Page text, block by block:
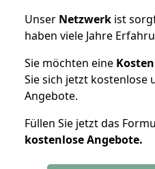
Unser Netzwerk ist
haben viele Jahre
Sie möchten eine
Sie sich jetzt kostenlose
Angebote.
Füllen Sie jetzt das
kostenloseAngebote.